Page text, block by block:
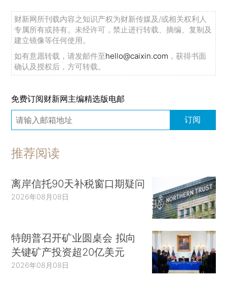
财新网所刊载内容之知识产权为财新传媒及/或相关权利人
专属所有或持有。未经许可，禁止进行转载、摘编、复制及
建立镜像等任何使用。
如有意愿转载，请发邮件至hello@caixin.com ，获得书面
确认及授权后，方可转载。
免费订阅财新网主编精选版电邮
订阅
推荐阅读
离岸信托90天补税窗口期疑问
2026年08月08日
特朗普召开矿业圆桌会 拟向
关键矿产投资超20亿美元
2026年08月08日